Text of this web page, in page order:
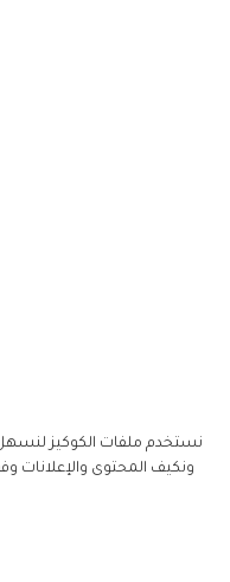
نستخدم ملفات الكوكيز
ونكيف المحتوى والإعلانات